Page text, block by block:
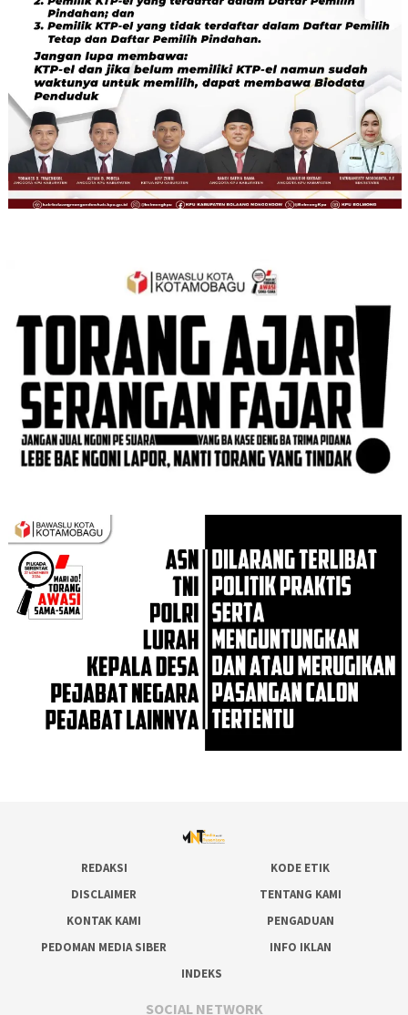
REDAKSI
KODE ETIK
DISCLAIMER
TENTANG KAMI
KONTAK KAMI
PENGADUAN
PEDOMAN MEDIA SIBER
INFO IKLAN
INDEKS
SOCIAL NETWORK